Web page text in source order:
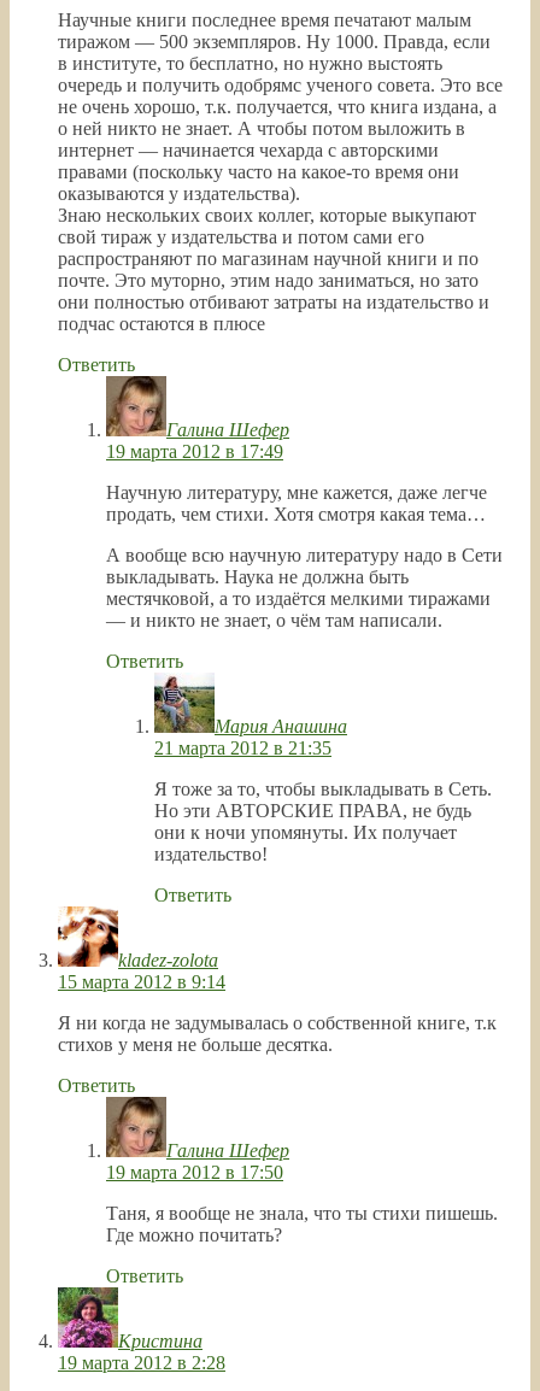
Научные книги последнее время печатают малым
тиражом — 500 экземпляров. Ну 1000. Правда, если
в институте, то бесплатно, но нужно выстоять
очередь и получить одобрямс ученого совета. Это все
не очень хорошо, т.к. получается, что книга издана, а
о ней никто не знает. А чтобы потом выложить в
интернет — начинается чехарда с авторскими
правами (поскольку часто на какое-то время они
оказываются у издательства).
Знаю нескольких своих коллег, которые выкупают
свой тираж у издательства и потом сами его
распространяют по магазинам научной книги и по
почте. Это муторно, этим надо заниматься, но зато
они полностью отбивают затраты на издательство и
подчас остаются в плюсе
Ответить
Галина Шефер
19 марта 2012 в 17:49
Научную литературу, мне кажется, даже легче
продать, чем стихи. Хотя смотря какая тема…
А вообще всю научную литературу надо в Сети
выкладывать. Наука не должна быть
местячковой, а то издаётся мелкими тиражами
— и никто не знает, о чём там написали.
Ответить
Мария Анашина
21 марта 2012 в 21:35
Я тоже за то, чтобы выкладывать в Сеть.
Но эти АВТОРСКИЕ ПРАВА, не будь
они к ночи упомянуты. Их получает
издательство!
Ответить
kladez-zolota
15 марта 2012 в 9:14
Я ни когда не задумывалась о собственной книге, т.к
стихов у меня не больше десятка.
Ответить
Галина Шефер
19 марта 2012 в 17:50
Таня, я вообще не знала, что ты стихи пишешь.
Где можно почитать?
Ответить
Кристина
19 марта 2012 в 2:28